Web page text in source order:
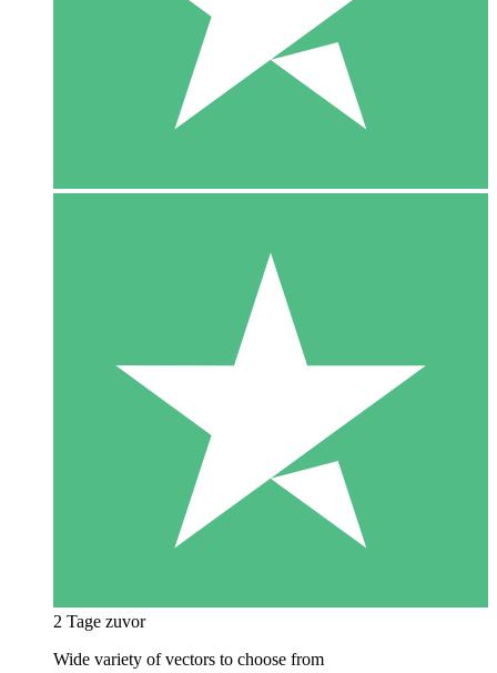
2 Tage zuvor
Wide variety of vectors to choose from